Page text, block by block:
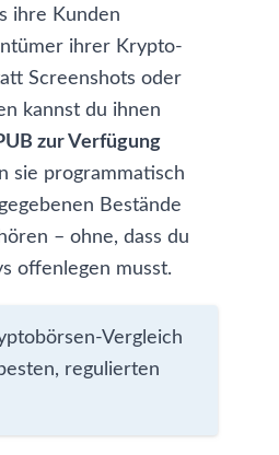
ihre Kunden
ihrer Krypto-
Screenshots oder
kannst du ihnen
zur Verfügung
sie programmatisch
Bestände
– ohne, dass du
offenlegen musst.
Vergleich
regulierten